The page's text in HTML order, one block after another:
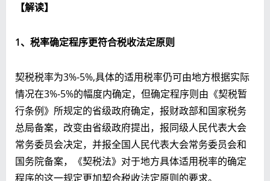
【解读】
1、税率确定程序更符合税收法定原则
契税税率为3%-5%,具体的适用税率仍可由地方根据实际
情况在3%-5%的幅度内确定，但确定程序则由《契税暂
行条例》所规定的省级政府确定，报财政部和国家税务
总局备案，改变由省级政府提出，报同级人民代表大会
常务委员会决定，并报全国人民代表大会常务委员会和
国务院备案，《契税法》对于地方具体适用税率的确定
程序的这一规定更加契合税收法定原则的要求。